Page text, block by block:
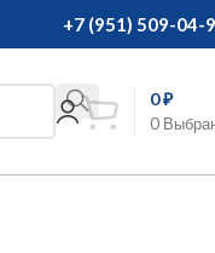
+7 (951) 509-04-
0
0₽